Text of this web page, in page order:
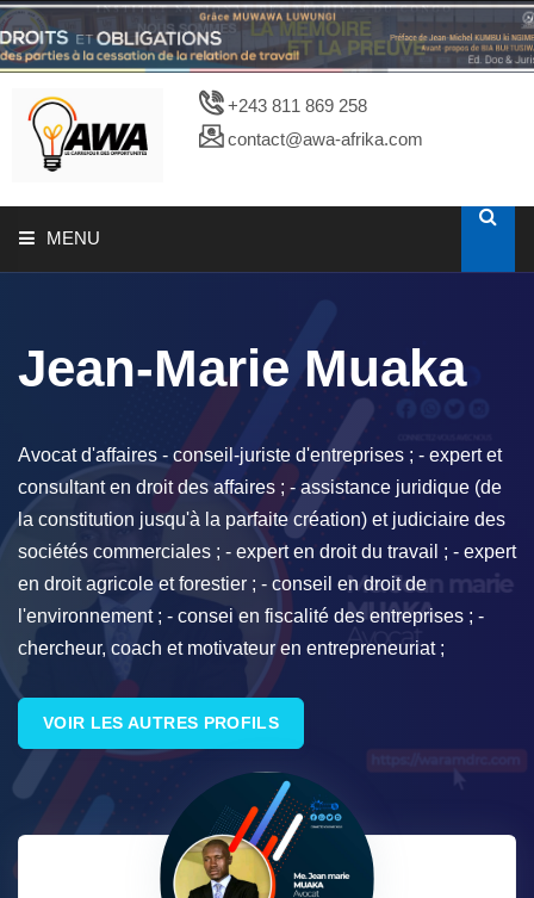
+243 811 869 258
contact@awa-afrika.com
MENU
CATALOGUES
Jean-Marie Muaka
Avocat d'affaires - conseil-juriste d'entreprises ; - expert et
consultant en droit des affaires ; - assistance juridique (de
la constitution jusqu'à la parfaite création) et judiciaire des
sociétés commerciales ; - expert en droit du travail ; - expert
en droit agricole et forestier ; - conseil en droit de
l'environnement ; - consei en fiscalité des entreprises ; -
chercheur, coach et motivateur en entrepreneuriat ;
VOIR LES AUTRES PROFILS